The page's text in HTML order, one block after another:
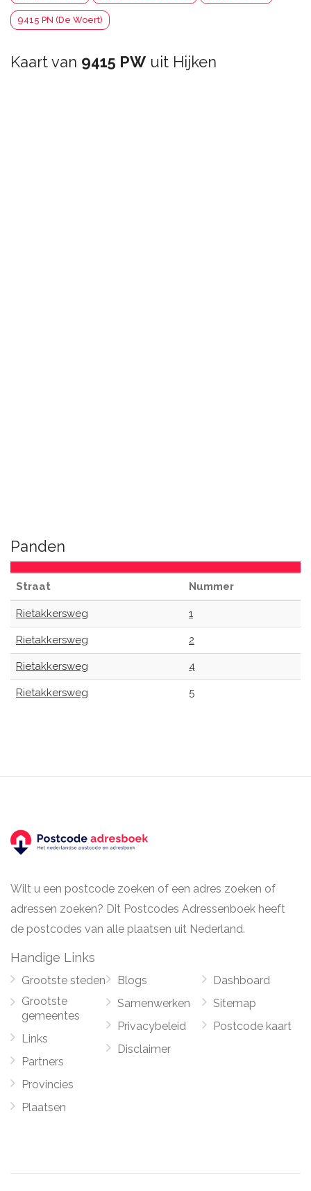
9415 PN (De Woert)
Kaart van 9415 PW uit Hijken
Panden
Straat Nummer
Rietakkersweg 1
Rietakkersweg 2
Rietakkersweg 4
Rietakkersweg 5
Wilt u een postcode zoeken of een adres zoeken of
adressen zoeken? Dit Postcodes Adressenboek heeft
de postcodes van alle plaatsen uit Nederland.
Handige Links
Grootste steden
Grootste
gemeentes
Links
Partners
Provincies
Plaatsen
Blogs
Samenwerken
Privacybeleid
Disclaimer
Dashboard
Sitemap
Postcode kaart